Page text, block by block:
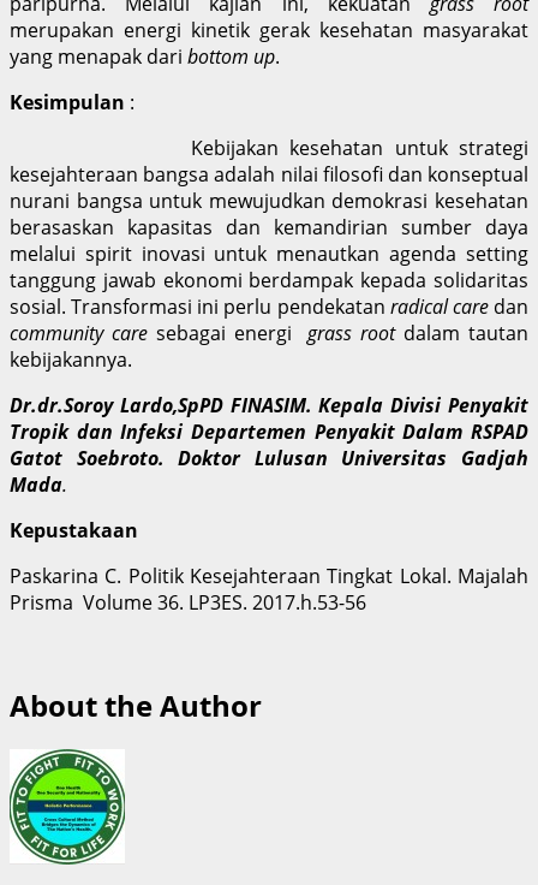
merupakan energi kinetik gerak kesehatan masyarakat
yang menapak dari bottom up.
Kesimpulan :
Kebijakan kesehatan untuk strategi
kesejahteraan bangsa adalah nilai filosofi dan konseptual
nurani bangsa untuk mewujudkan demokrasi kesehatan
berasaskan kapasitas dan kemandirian sumber daya
melalui spirit inovasi untuk menautkan agenda setting
tanggung jawab ekonomi berdampak kepada solidaritas
sosial. Transformasi ini perlu pendekatan radical caredan
community care sebagai energigrass rootdalam tautan
kebijakannya.
Dr.dr.Soroy Lardo,SpPD FINASIM. Kepala Divisi Penyakit
Tropik dan Infeksi Departemen Penyakit Dalam RSPAD
Gatot Soebroto. Doktor Lulusan Universitas Gadjah
Mada.
Kepustakaan
Paskarina C. Politik Kesejahteraan Tingkat Lokal. Majalah
Prisma Volume 36. LP3ES. 2017.h.53-56
About the Author